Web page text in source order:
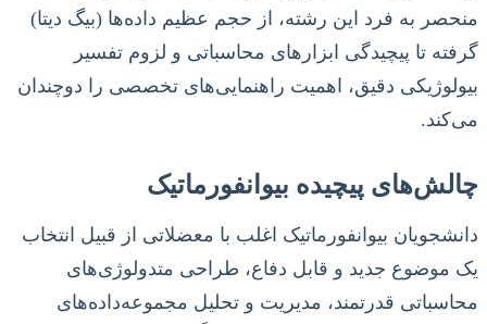
منحصر به فرد این رشته، از حجم عظیم داده‌ها (بیگ دیتا)
گرفته تا پیچیدگی ابزارهای محاسباتی و لزوم تفسیر
بیولوژیکی دقیق، اهمیت راهنمایی‌های تخصصی را دوچندان
می‌کند.
چالش‌های پیچیده بیوانفورماتیک
دانشجویان بیوانفورماتیک اغلب با معضلاتی از قبیل انتخاب
یک موضوع جدید و قابل دفاع، طراحی متدولوژی‌های
محاسباتی قدرتمند، مدیریت و تحلیل مجموعه‌داده‌های